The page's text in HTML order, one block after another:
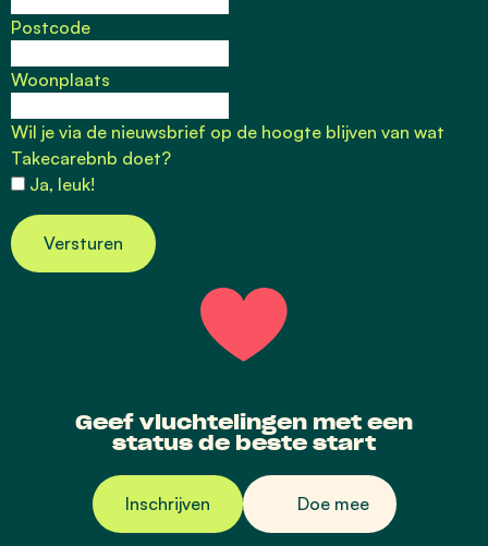
Postcode
Woonplaats
Wil je via de nieuwsbrief op de hoogte blijven van wat
Takecarebnb doet?
Ja, leuk!
Versturen
Geef vluchtelingen met een
status de beste start
Inschrijven Doe mee